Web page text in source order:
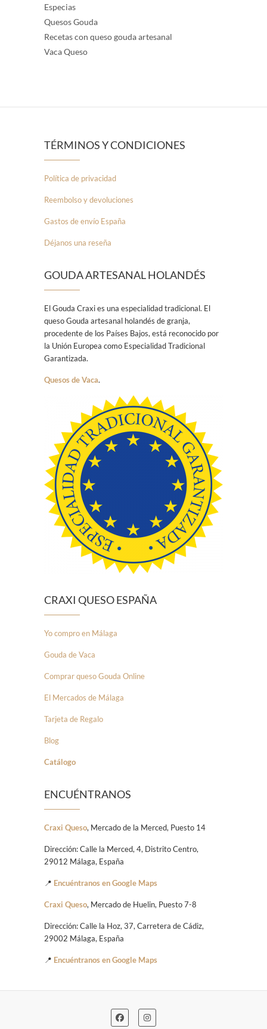
Especias
Quesos Gouda
Recetas con queso gouda artesanal
Vaca Queso
TÉRMINOS Y CONDICIONES
Política de privacidad
Reembolso y devoluciones
Gastos de envío España
Déjanos una reseña
GOUDA ARTESANAL HOLANDÉS
El Gouda Craxi es una especialidad tradicional. El
queso Gouda artesanal holandés de granja,
procedente de los Países Bajos, está reconocido por
la Unión Europea como Especialidad Tradicional
Garantizada.
Quesos de Vaca.
CRAXI QUESO ESPAÑA
Yo compro en Málaga
Gouda de Vaca
Comprar queso Gouda Online
El Mercados de Málaga
Tarjeta de Regalo
Blog
Catálogo
ENCUÉNTRANOS
Craxi Queso, Mercado de la Merced, Puesto 14
Dirección: Calle la Merced, 4, Distrito Centro,
29012 Málaga, España
📍 Encuéntranos en Google Maps
Craxi Queso, Mercado de Huelin, Puesto 7-8
Dirección: Calle la Hoz, 37, Carretera de Cádiz,
29002 Málaga, España
📍 Encuéntranos en Google Maps